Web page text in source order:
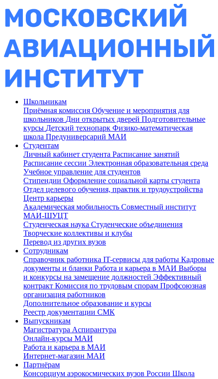
Школьникам
Приёмная комиссия Обучение и мероприятия для
школьников Дни открытых дверей Подготовительные
курсы Детский технопарк Физико-математическая
школа Предуниверсарий МАИ
Студентам
Личный кабинет студента Расписание занятий
Расписание сессии Электронная образовательная среда
Учебное управление для студентов
Стипендии Оформление социальной карты студента
Отдел целевого обучения, практик и трудоустройства
Центр карьеры
Академическая мобильность Совместный институт
МАИ-ШУЦТ
Студенческая наука Студенческие объединения
Творческие коллективы и клубы
Перевод из других вузов
Сотрудникам
Cправочник работника IT-сервисы для работы Кадровые
документы и бланки Работа и карьера в МАИ Выборы
и конкурсы на замещение должностей Эффективный
контракт Комиссия по трудовым спорам Профсоюзная
организация работников
Дополнительное образование и курсы
Реестр документации СМК
Выпускникам
Магистратура Аспирантура
Онлайн-курсы МАИ
Работа и карьера в МАИ
Интернет-магазин МАИ
Партнёрам
Консорциум аэрокосмических вузов России Школа